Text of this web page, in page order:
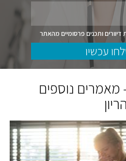
ותכנים פרסומיים מהאתר
עכשיו
- מאמרים נוספים